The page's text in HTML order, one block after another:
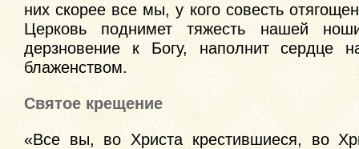
них скорее все мы, у кого совесть
Церковь поднимет тяжесть нашей
дерзновение к Богу, наполнит сердце
блаженством.
Святое крещение
«Все вы, во Христа крестившиеся, во